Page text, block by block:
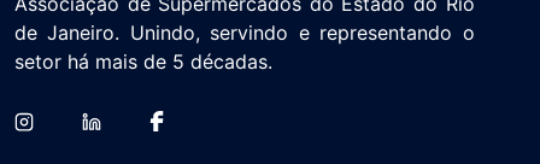
de Janeiro. Unindo, servindo e representando o
setor há mais de 5 décadas.